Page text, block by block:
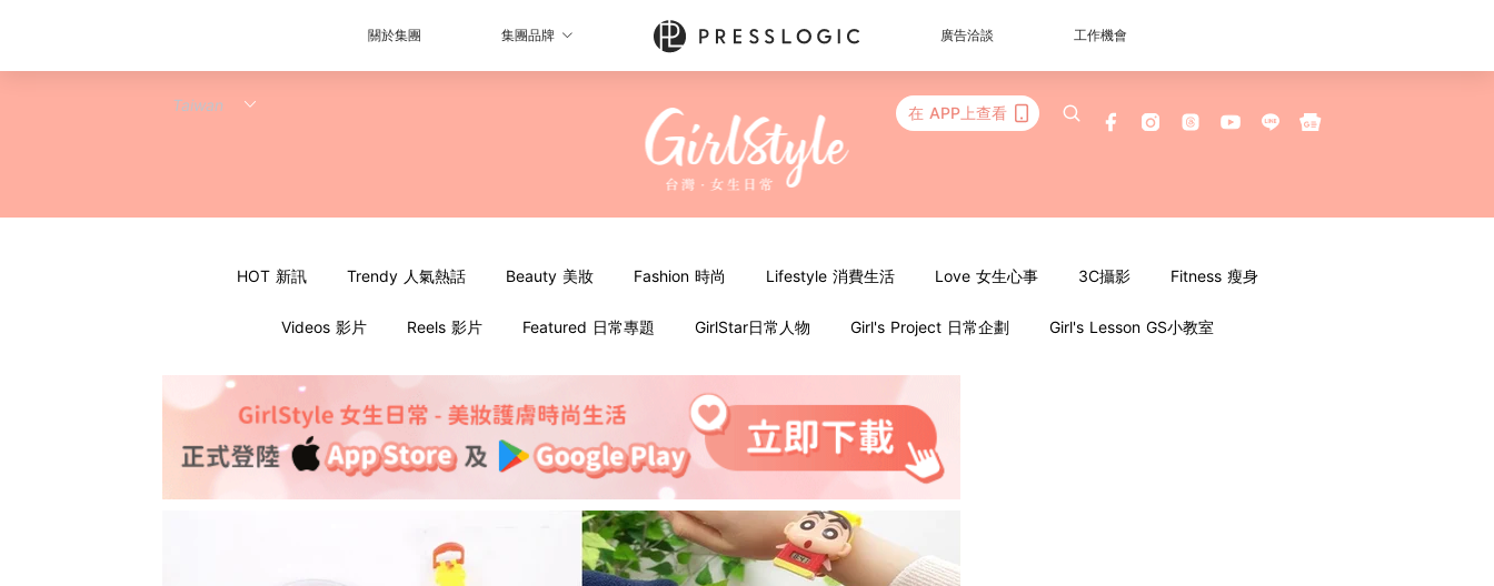
關於集團 集團品牌 廣告洽談 工作機會
在 APP上查看
HOT 新訊 Trendy 人氣熱話 Beauty 美妝 Fashion 時尚 Lifestyle 消費生活 Love 女生心事 3C攝影 Fitness 瘦身
Videos 影片 Reels 影片 Featured 日常專題 GirlStar日常人物 Girl's Project 日常企劃 Girl's Lesson GS小教室